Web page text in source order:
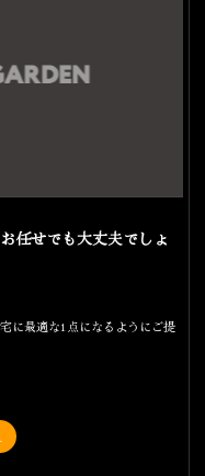
任せでも大丈夫でしょ
に最適な1点になるようにご提